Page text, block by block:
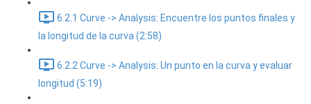
6.2.1 Curve -> Analysis: Encuentre los puntos finales y
la longitud de la curva (2:58)
6.2.2 Curve -> Analysis: Un punto en la curva y evaluar
longitud (5:19)